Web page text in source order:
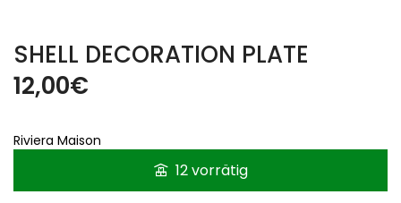
SHELL DECORATION PLATE
12,00€
12 vorrätig
Riviera Maison